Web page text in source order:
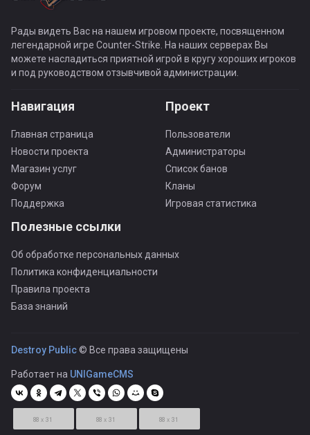
Рады видеть Вас на нашем игровом проекте, посвященном
легендарной игре Counter-Strike. На наших серверах Вы
можете насладиться приятной игрой в кругу хороших игроков
и под руководством отзывчивой администрации.
Навигация
Главная страница
Новости проекта
Магазин услуг
Форум
Поддержка
Проект
Пользователи
Администраторы
Список банов
Кланы
Игровая статистика
Полезные ссылки
Об обработке персональных данных
Политика конфиденциальности
Правила проекта
База знаний
Destroy Public© Все права защищены
Работает на UNIGameCMS